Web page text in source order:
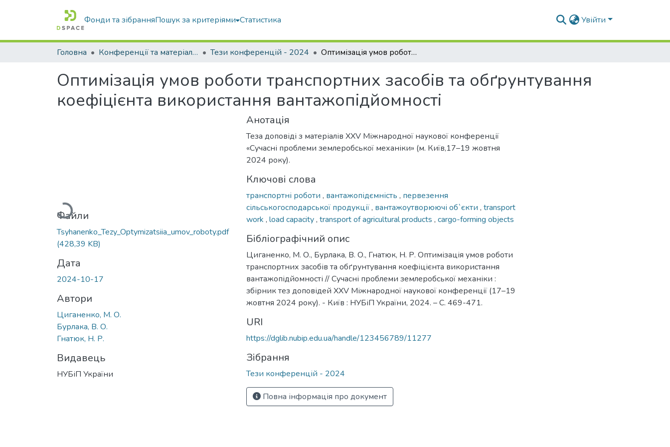
Фонди та зібранняПошук за критеріями Статистика Увійти
Головна Конференції та матеріали конференцій Тези конференцій - 2024 Оптимізація умов роботи транспортних засобів та обґрунтування коефіцієнта використання вантажопідйомності
Оптимізація умов роботи транспортних засобів та обґрунтування
коефіцієнта використання вантажопідйомності
Вантажиться...
Файли
Tsyhanenko_Tezy_Optymizatsiia_umov_roboty.pdf
(428,39 KB)
Дата
2024-10-17
Автори
Циганенко, М. О.
Бурлака, В. О.
Гнатюк, Н. Р.
Видавець
НУБіП України
Анотація
Теза доповіді з матеріалів XХV Міжнародної наукової конференції
«Сучасні проблеми землеробської механіки» (м. Київ,17–19 жовтня
2024 року).
Ключові слова
транспортні роботи , вантажопідємність , первезення
сільськогосподарської продукції, вантажоутворюючі об`єкти , transport
work , load capacity, transport of agricultural products , cargo-forming objects
Бібліографічний опис
Циганенко, М. О., Бурлака, В. О., Гнатюк, Н. Р. Оптимізація умов роботи
транспортних засобів та обґрунтування коефіцієнта використання
вантажопідйомності // Сучасні проблеми землеробської механіки :
збірник тез доповідей XХV Міжнародної наукової конференції (17–19
жовтня 2024 року). - Київ : НУБіП України, 2024. – С. 469-471.
URI
https://dglib.nubip.edu.ua/handle/123456789/11277
Зібрання
Тези конференцій - 2024
Повна інформація про документ